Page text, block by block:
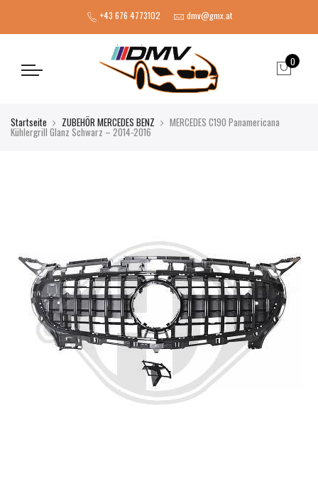
+43 676 4773102 dmv@gmx.at
0
Startseite ZUBEHÖR MERCEDES BENZ MERCEDES C190 Panamericana
Kühlergrill Glanz Schwarz – 2014-2016